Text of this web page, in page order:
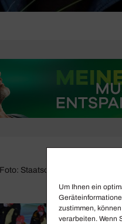
Um Ihnen ein
zustimmen,
verarbeiten. Wenn
Foto: Staatsoper Unter den